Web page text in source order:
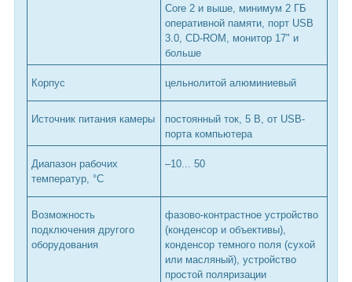
Core 2 и выше, минимум 2 ГБ
оперативной памяти, порт USB
3.0, CD-ROM, монитор 17" и
больше
Корпус цельнолитой алюминиевый
Источник питания камеры
постоянный ток, 5 В, от USB-
порта компьютера
Диапазон рабочих
температур, °С
–10... 50
Возможность
подключения другого
оборудования
фазово-контрастное устройство
(конденсор и объективы),
конденсор темного поля (сухой
или масляный), устройство
простой поляризации